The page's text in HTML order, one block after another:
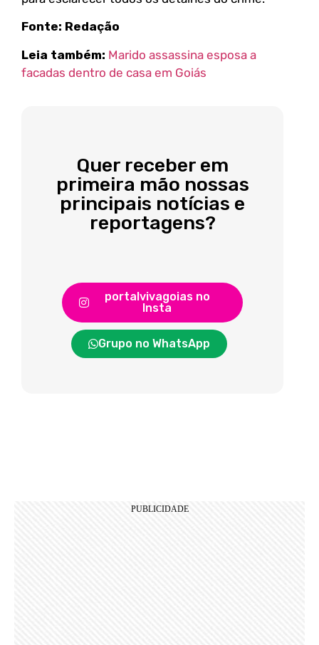
Fonte: Redação
Leia também: Marido assassina esposa a
facadas dentro de casa em Goiás
Quer receber em
primeira mão nossas
principais notícias e
reportagens?
portalvivagoias no
Insta
Grupo no WhatsApp